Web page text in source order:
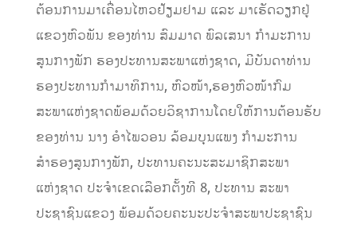
ຕ້ອນການມາເຄື່ອນໄຫວຢ້ຽມຢາມ ແລະ ມາເຮັດວຽກຢູ່
ແຂວງຫົວພັນ ຂອງທ່ານ ສົມມາດ ພົລເສນາ ກໍາມະການ
ສູນກາງພັກ ຮອງປະທານສະພາແຫ່ງຊາດ, ມີບັນດາທ່ານ
ຮອງປະທານກຳມາທິການ, ຫົວໜ້າ,ຮອງຫົວໜ້າກົມ
ສະພາແຫ່ງຊາດພ້ອມດ້ວຍວິຊາການໂດຍໃຫ້ການຕ້ອນຮັບ
ຂອງທ່ານ ນາງ ອຳໄພວອນ ລ້ອມບຸນແພງ ກຳມະການ
ສຳຮອງສູນກາງພັກ, ປະທານຄະນະສະມາຊິກສະພາ
ແຫ່ງຊາດ ປະຈຳເຂດເລືອກຕັ້ງທີ 8, ປະທານ ສະພາ
ປະຊາຊົນແຂວງ ພ້ອມດ້ວຍຄະນະປະຈຳສະພາປະຊາຊົນ